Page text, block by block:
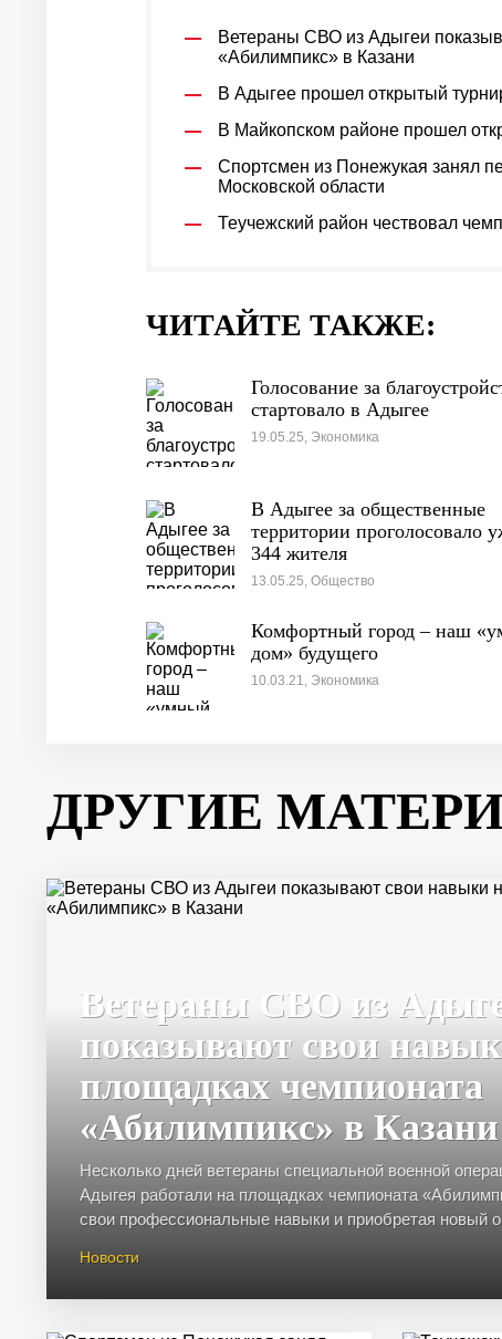
Ветераны СВО из Адыгеи
«Абилимпикс» в Казани
В Адыгее прошел открытый
В Майкопском районе прошел
Спортсмен из Понежукая занял
Московской области
Теучежский район чествовал
ЧИТАЙТЕ ТАКЖЕ:
Голосование за
стартовало в Адыгее
19.05.25, Экономика
В Адыгее за общественные
территории проголосовало
344 жителя
13.05.25, Общество
Комфортный город – наш
дом» будущего
10.03.21, Экономика
ДРУГИЕ
Ветераны СВО из
показывают свои
площадках чемпионата
«Абилимпикс» в Казани
Несколько дней ветераны специальной военной
Адыгея работали на площадках чемпионата
свои профессиональные навыки и приобретая новый
Новости